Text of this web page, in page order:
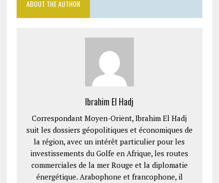
ABOUT THE AUTHOR
Ibrahim El Hadj
Correspondant Moyen-Orient, Ibrahim El Hadj
suit les dossiers géopolitiques et économiques de
la région, avec un intérêt particulier pour les
investissements du Golfe en Afrique, les routes
commerciales de la mer Rouge et la diplomatie
énergétique. Arabophone et francophone, il